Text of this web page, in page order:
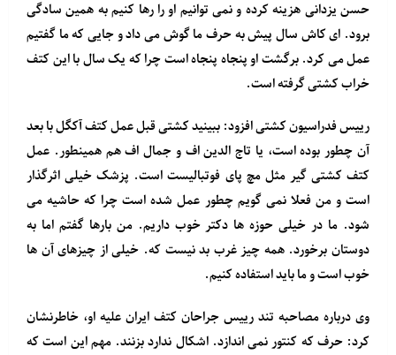
حسن یزدانی هزینه کرده و نمی توانیم او را رها کنیم به همین سادگی
برود. ای کاش سال پیش به حرف ما گوش می داد و جایی که ما گفتیم
عمل می کرد. برگشت او پنجاه پنجاه است چرا که یک سال با این کتف
خراب کشتی گرفته است.
رییس فدراسیون کشتی افزود: ببینید کشتی قبل عمل کتف آکگل با بعد
آن چطور بوده است، یا تاج الدین اف و جمال اف هم همینطور. عمل
کتف کشتی گیر مثل مچ پای فوتبالیست است. پزشک خیلی اثرگذار
است و من فعلا نمی گویم چطور عمل شده است چرا که حاشیه می
شود. ما در خیلی حوزه ها دکتر خوب داریم. من بارها گفتم اما به
دوستان برخورد. همه چیز غرب بد نیست که. خیلی از چیزهای آن ها
خوب است و ما باید استفاده کنیم.
وی درباره مصاحبه تند رییس جراحان کتف ایران علیه او، خاطرنشان
کرد: حرف که کنتور نمی اندازد. اشکال ندارد بزنند. مهم این است که